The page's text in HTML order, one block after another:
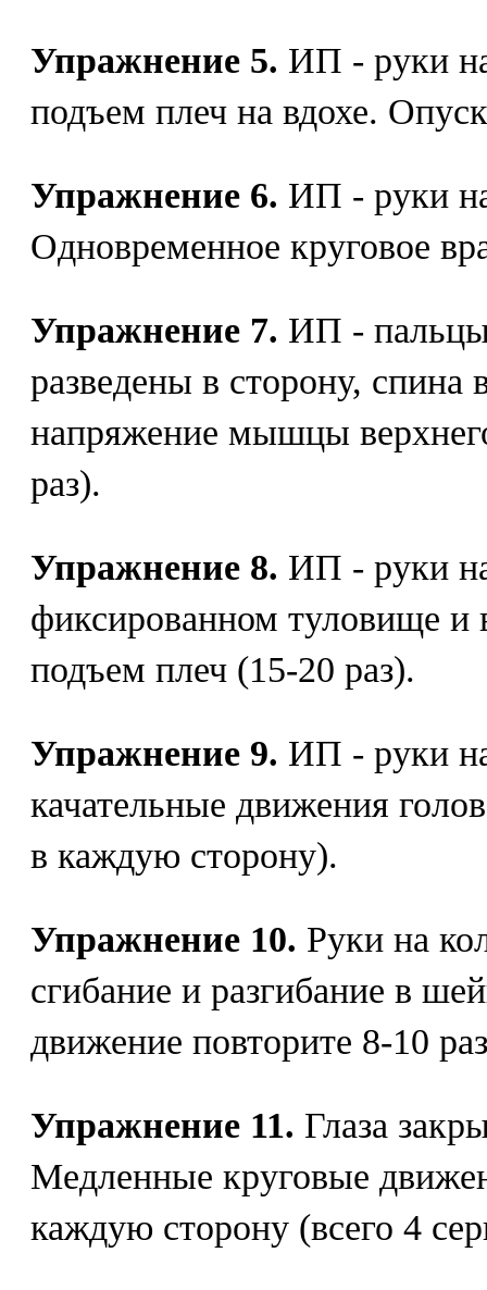
Упражнение 5. ИП - руки
подъем плеч на вдохе.
Упражнение 6. ИП - руки
Одновременное круговое
Упражнение 7. ИП - пальцы
разведены в сторону, спина
напряжение мышцы
раз).
Упражнение 8. ИП - руки
фиксированном туловище и
подъем плеч (15-20 раз).
Упражнение 9. ИП - руки
качательные движения
в каждую сторону).
Упражнение 10. Руки на
сгибание и разгибание в
движение повторите 8-10
Упражнение 11. Глаза
Медленные круговые
каждую сторону (всего 4